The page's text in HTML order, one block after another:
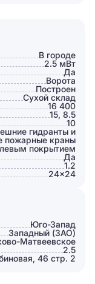
В городе
2.5 мВт
Да
Ворота
Построен
Сухой склад
16 400
15, 8.5
10
гидранты и
пожарные краны
покрытием
Да
1.2
24×24
Юго-Запад
Западный (ЗАО)
Матвеевское
2.5
46 стр. 2